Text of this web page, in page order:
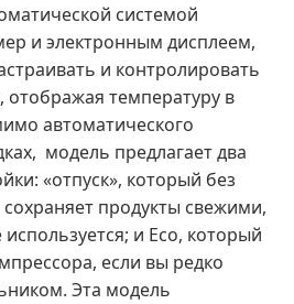
системой
и электронным дисплеем,
и контролировать
отображая температуру в
автоматического
модель предлагает два
«отпуск», который без
продукты свежими,
и Eco, который
если вы редко
Эта модель